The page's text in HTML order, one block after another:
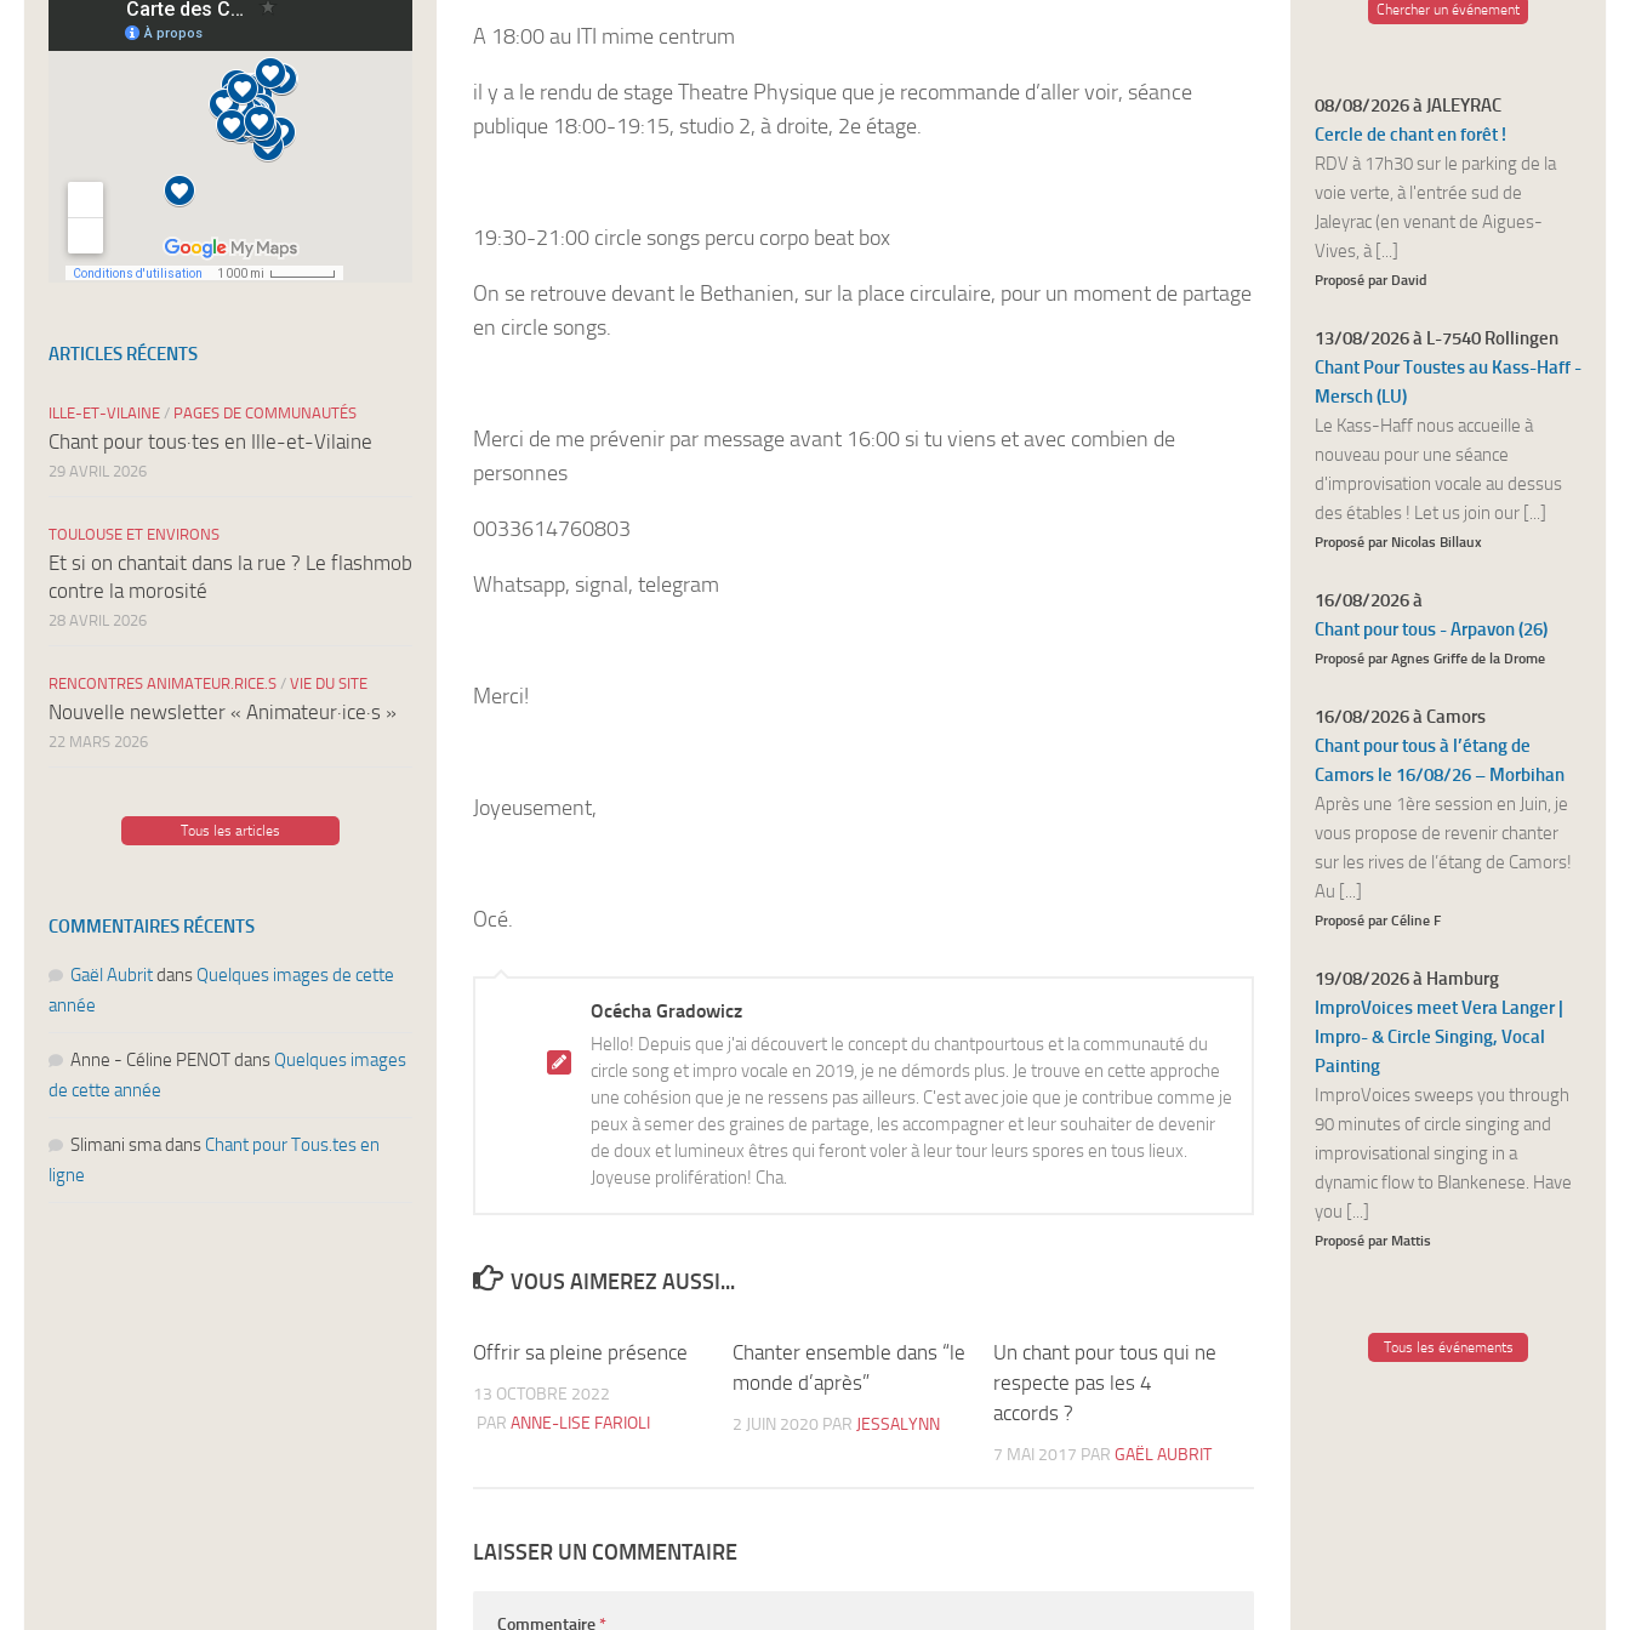
A 18:00 au ITI mime centrum
il y a le rendu de stage Theatre Physique que je recommande d’aller voir, séance
publique 18:00-19:15, studio 2, à droite, 2e étage.
19:30-21:00 circle songs percu corpo beat box
On se retrouve devant le Bethanien, sur la place circulaire, pour un moment de partage
en circle songs.
Merci de me prévenir par message avant 16:00 si tu viens et avec combien de
personnes
0033614760803
Whatsapp, signal, telegram
Merci!
Joyeusement,
Océ.
Océcha Gradowicz
Hello! Depuis que j'ai découvert le concept du chantpourtous et la communauté du
circle song et impro vocale en 2019, je ne démords plus. Je trouve en cette approche
une cohésion que je ne ressens pas ailleurs. C'est avec joie que je contribue comme je
peux à semer des graines de partage, les accompagner et leur souhaiter de devenir
de doux et lumineux êtres qui feront voler à leur tour leurs spores en tous lieux.
Joyeuse prolifération! Cha.
VOUS AIMEREZ AUSSI...
Offrir sa pleine présence
13 OCTOBRE 2022
PAR ANNE-LISE FARIOLI
Chanter ensemble dans “le
monde d’après”
2 JUIN 2020 PAR JESSALYNN
Un chant pour tous qui ne
respecte pas les 4
accords ?
7 MAI 2017 PAR GAËL AUBRIT
LAISSER UN COMMENTAIRE
Commentaire *
newsletters
ARTICLES RÉCENTS
ILLE-ET-VILAINE / PAGES DE COMMUNAUTÉS
Chant pour tous·tes en Ille-et-Vilaine
29 AVRIL 2026
TOULOUSE ET ENVIRONS
Et si on chantait dans la rue ? Le flashmob
contre la morosité
28 AVRIL 2026
RENCONTRES ANIMATEUR.RICE.S / VIE DU SITE
Nouvelle newsletter « Animateur·ice·s »
22 MARS 2026
Tous les articles
COMMENTAIRES RÉCENTS
Gaël Aubritdans Quelques images de cette
année
Anne - Céline PENOTdans Quelques images
de cette année
Slimani smadans Chant pour Tous.tes en
ligne
Chercher un événement
08/08/2026 à JALEYRAC
Cercle de chant en forêt !
RDV à 17h30 sur le parking de la
voie verte, à l'entrée sud de
Jaleyrac (en venant de Aigues-
Vives, à [...]
Proposé par David
13/08/2026 à L-7540 Rollingen
Chant Pour Toustes au Kass-Haff -
Mersch (LU)
Le Kass-Haff nous accueille à
nouveau pour une séance
d'improvisation vocale au dessus
des étables ! Let us join our [...]
Proposé par Nicolas Billaux
16/08/2026 à
Chant pour tous - Arpavon (26)
Proposé par Agnes Griffe de la Drome
16/08/2026 à Camors
Chant pour tous à l’étang de
Camors le 16/08/26 – Morbihan
Après une 1ère session en Juin, je
vous propose de revenir chanter
sur les rives de l’étang de Camors!
Au [...]
Proposé par Céline F
19/08/2026 à Hamburg
ImproVoices meet Vera Langer |
Impro- & Circle Singing, Vocal
Painting
ImproVoices sweeps you through
90 minutes of circle singing and
improvisational singing in a
dynamic flow to Blankenese. Have
you [...]
Proposé par Mattis
Tous les événements